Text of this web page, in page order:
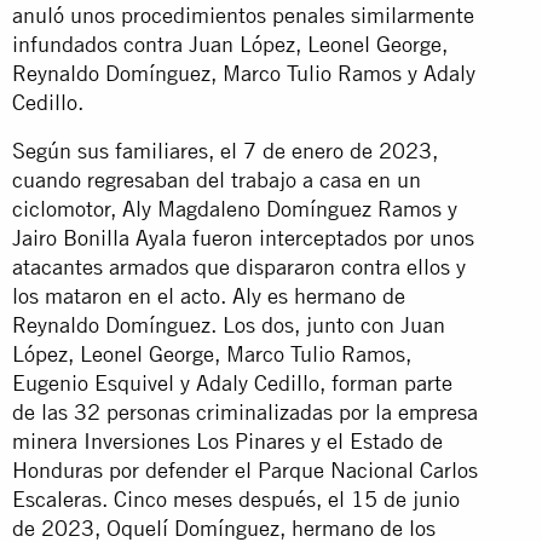
anuló unos procedimientos penales similarmente
infundados contra Juan López, Leonel George,
Reynaldo Domínguez, Marco Tulio Ramos y Adaly
Cedillo.
Según sus familiares, el 7 de enero de 2023,
cuando regresaban del trabajo a casa en un
ciclomotor, Aly Magdaleno Domínguez Ramos y
Jairo Bonilla Ayala fueron interceptados por unos
atacantes armados que dispararon contra ellos y
los mataron en el acto. Aly es hermano de
Reynaldo Domínguez. Los dos, junto con Juan
López, Leonel George, Marco Tulio Ramos,
Eugenio Esquivel y Adaly Cedillo, forman parte
de las 32 personas criminalizadas por la empresa
minera Inversiones Los Pinares y el Estado de
Honduras por defender el Parque Nacional Carlos
Escaleras. Cinco meses después, el 15 de junio
de 2023, Oquelí Domínguez, hermano de los